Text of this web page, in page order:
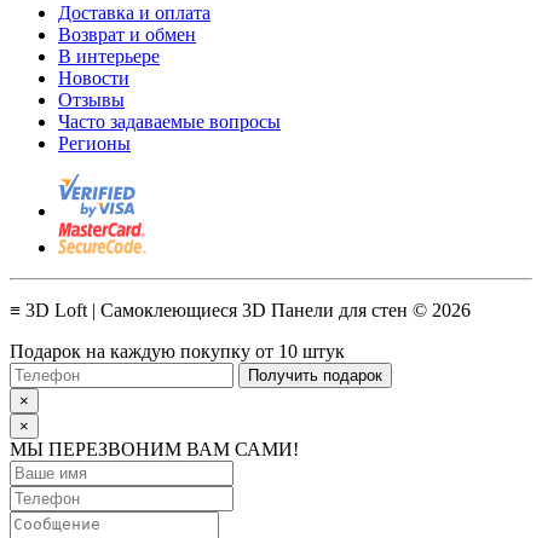
Доставка и оплата
Возврат и обмен
В интерьере
Новости
Отзывы
Часто задаваемые вопросы
Регионы
≡ 3D Loft | Самоклеющиеся 3D Панели для стен © 2026
Подарок на каждую покупку от 10 штук
Получить подарок
×
×
МЫ ПЕРЕЗВОНИМ ВАМ САМИ!